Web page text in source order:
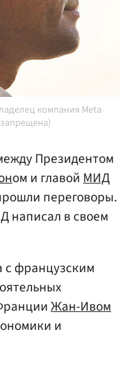
компания Meta
Президентом
ом и главойМИД
переговоры.
написал в своем
с французским
Жан-Ивом
и